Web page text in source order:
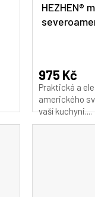
HEZHEN®
produktu
je
z
975 Kč
Praktická a
amerického
vaší kuchyni....